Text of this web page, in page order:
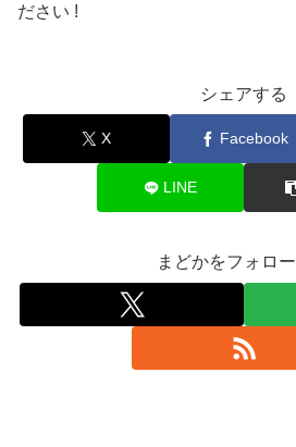
ださい !
シェアする
X Facebook
LINE
まどかをフォロ